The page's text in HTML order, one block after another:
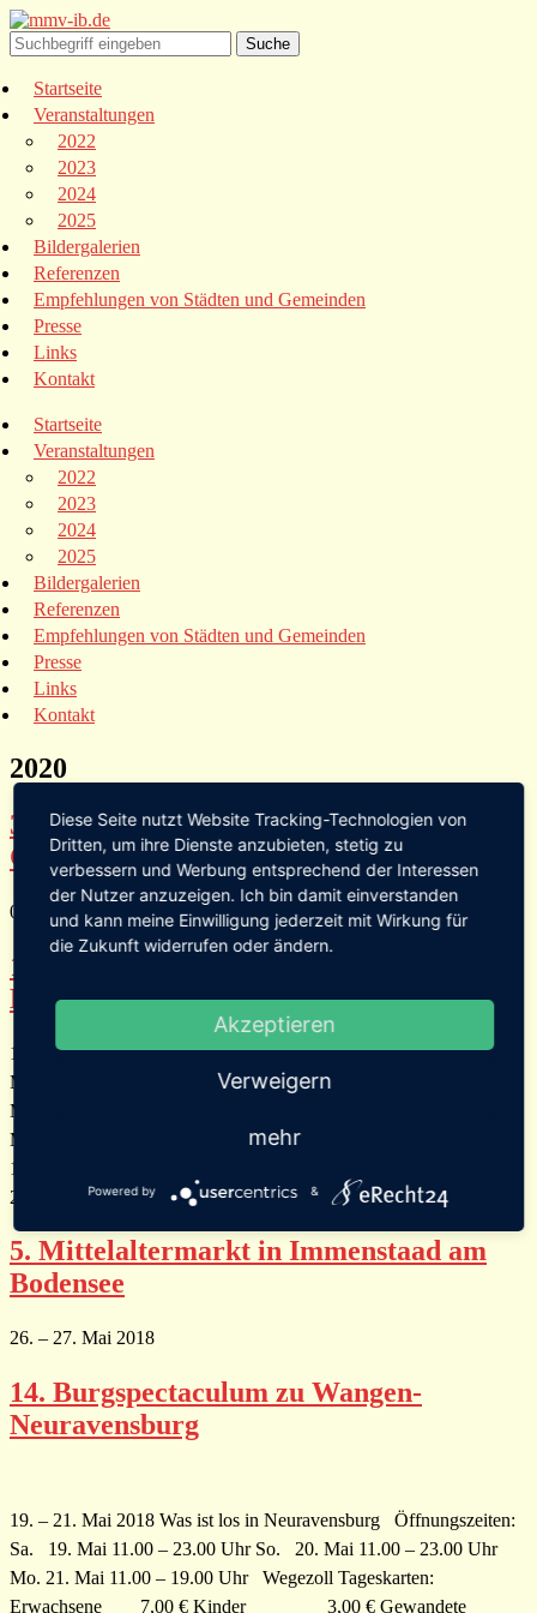
Startseite
Veranstaltungen
2022
2023
2024
2025
Bildergalerien
Referenzen
Empfehlungen von Städten und Gemeinden
Presse
Links
Kontakt
Startseite
Veranstaltungen
2022
2023
2024
2025
Bildergalerien
Referenzen
Empfehlungen von Städten und Gemeinden
Presse
Links
Kontakt
2020
3. Mittelaltermarkt auf dem
Campingplatz Markdorf
05. – 06. September 2020 Öffnungszeiten:
13. historisches Markttreiben zu
Meersburg
12. – 14. Oktober 2018- Meersburg Schlossplatz Zeitreise ins
Mittelalter Schlossplatz 1 88709 Meersburg Unterkunft in
Meersburg? Tourist-Info Stadt Meersburg Marktplatz 1 88709
Meersburg Telefon 0 75 32 / 440-400 Öffnungszeiten: Freitag
12.10. ab 14.00 Uhr bis 22.00 Uhr Samstag 13.10. ab 11.00 Uhr bis
22.00 Uhr Sonntag 14.10. ab 11.00 Uhr bis 19.00 […]
5. Mittelaltermarkt in Immenstaad am
Bodensee
26. – 27. Mai 2018
14. Burgspectaculum zu Wangen-
Neuravensburg
19. – 21. Mai 2018 Was ist los in Neuravensburg Öffnungszeiten:
Sa. 19. Mai 11.00 – 23.00 Uhr So. 20. Mai 11.00 – 23.00 Uhr
Mo. 21. Mai 11.00 – 19.00 Uhr Wegezoll Tageskarten:
Erwachsene 7,00 € Kinder 3,00 € Gewandete
Diese Seite nutzt Website Tracking-Technologien von
Dritten, um ihre Dienste anzubieten, stetig zu
verbessern und Werbung entsprechend der Interessen
der Nutzer anzuzeigen. Ich bin damit einverstanden
und kann meine Einwilligung jederzeit mit Wirkung für
die Zukunft widerrufen oder ändern.
Akzeptieren
Verweigern
mehr
Powered by &